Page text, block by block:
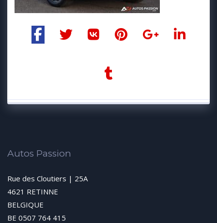
Autos Passion
Rue des Cloutiers | 25A
4621 RETINNE
BELGIQUE
BE 0507 764 415